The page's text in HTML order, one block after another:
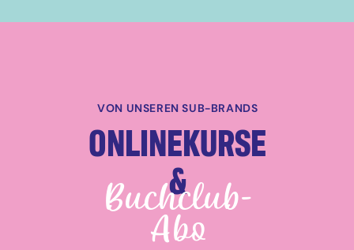
VON UNSEREN SUB-BRANDS
ONLINEKURSE
&
Buchclub-
Abo